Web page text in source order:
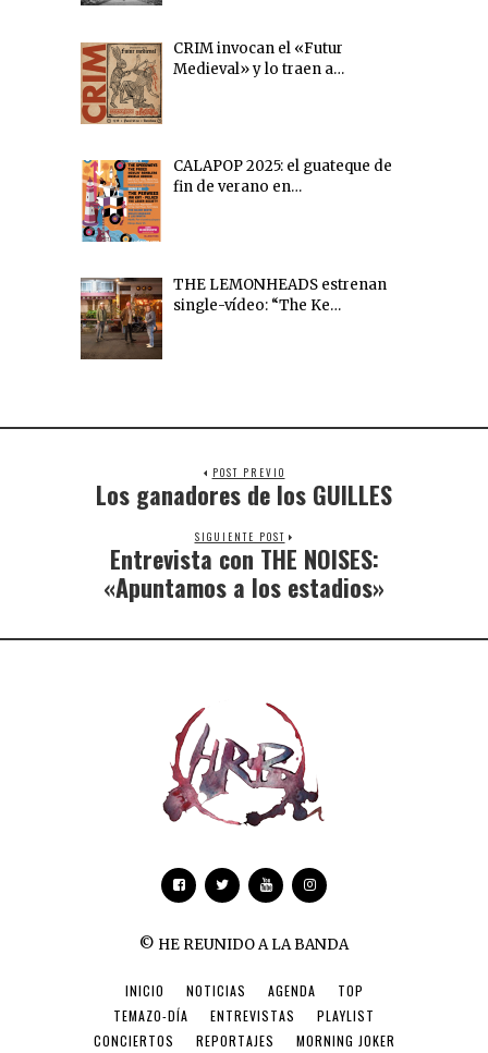
CRIM invocan el «Futur
Medieval» y lo traen a…
CALAPOP 2025: el guateque de
fin de verano en…
THE LEMONHEADS estrenan
single-vídeo: “The Ke…
POST PREVIO
Los ganadores de los GUILLES
SIGUIENTE POST
Entrevista con THE NOISES:
«Apuntamos a los estadios»
© HE REUNIDO A LA BANDA
INICIO NOTICIAS AGENDA
TOP
TEMAZO-DÍA
ENTREVISTAS
PLAYLIST
CONCIERTOS
REPORTAJES MORNING JOKER